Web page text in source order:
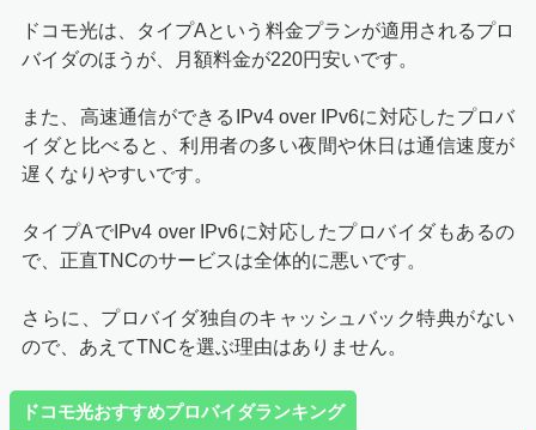
ドコモ光は、タイプAという料金プランが適用されるプロ
バイダのほうが、月額料金が220円安いです。
また、高速通信ができるIPv4 over IPv6に対応したプロバ
イダと比べると、利用者の多い夜間や休日は通信速度が
遅くなりやすいです。
タイプAでIPv4 over IPv6に対応したプロバイダもあるの
で、正直TNCのサービスは全体的に悪いです。
さらに、プロバイダ独自のキャッシュバック特典がない
ので、あえてTNCを選ぶ理由はありません。
ドコモ光おすすめプロバイダランキング